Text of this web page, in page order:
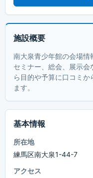
施設概要
南大泉青少年館の会場情
セミナー、総会、展示
ら目的や予算に口コミ
ます。
基本情報
所在地
練馬区南大泉1-44-7
アクセス